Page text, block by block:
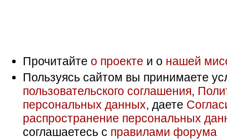
Прочитайте о проекте и о нашей
Пользуясь сайтом вы принимаете
пользовательского соглашения,
персональных данных, даете
распространение персональных
соглашаетесь с правилами форума